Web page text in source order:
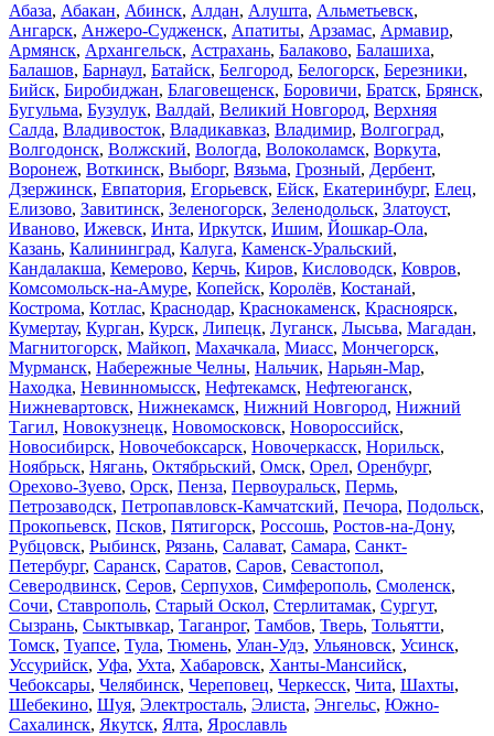
Абаза, Абакан, Абинск, Алдан, Алушта, Альметьевск,
Ангарск, Анжеро-Судженск, Апатиты, Арзамас, Армавир,
Армянск, Архангельск, Астрахань, Балаково, Балашиха,
Балашов, Барнаул, Батайск, Белгород, Белогорск, Березники,
Бийск, Биробиджан, Благовещенск, Боровичи, Братск, Брянск,
Бугульма, Бузулук, Валдай, Великий Новгород, Верхняя
Салда, Владивосток, Владикавказ, Владимир, Волгоград,
Волгодонск, Волжский, Вологда, Волоколамск, Воркута,
Воронеж, Воткинск, Выборг, Вязьма, Грозный, Дербент,
Дзержинск, Евпатория, Егорьевск, Ейск, Екатеринбург, Елец,
Елизово, Завитинск, Зеленогорск, Зеленодольск, Златоуст,
Иваново, Ижевск, Инта, Иркутск, Ишим, Йошкар-Ола,
Казань, Калининград, Калуга, Каменск-Уральский,
Кандалакша, Кемерово, Керчь, Киров, Кисловодск, Ковров,
Комсомольск-на-Амуре, Копейск, Королёв, Костанай,
Кострома, Котлас, Краснодар, Краснокаменск, Красноярск,
Кумертау, Курган, Курск, Липецк, Луганск, Лысьва, Магадан,
Магнитогорск, Майкоп, Махачкала, Миасс, Мончегорск,
Мурманск, Набережные Челны, Нальчик, Нарьян-Мар,
Находка, Невинномысск, Нефтекамск, Нефтеюганск,
Нижневартовск, Нижнекамск, Нижний Новгород, Нижний
Тагил, Новокузнецк, Новомосковск, Новороссийск,
Новосибирск, Новочебоксарск, Новочеркасск, Норильск,
Ноябрьск, Нягань, Октябрьский, Омск, Орел, Оренбург,
Орехово-Зуево, Орск, Пенза, Первоуральск, Пермь,
Петрозаводск, Петропавловск-Камчатский, Печора, Подольск,
Прокопьевск, Псков, Пятигорск, Россошь, Ростов-на-Дону,
Рубцовск, Рыбинск, Рязань, Салават, Самара, Санкт-
Петербург, Саранск, Саратов, Саров, Севастопол,
Северодвинск, Серов, Серпухов, Симферополь, Смоленск,
Сочи, Ставрополь, Старый Оскол, Стерлитамак, Сургут,
Сызрань, Сыктывкар, Таганрог, Тамбов, Тверь, Тольятти,
Томск, Туапсе, Тула, Тюмень, Улан-Удэ, Ульяновск, Усинск,
Уссурийск, Уфа, Ухта, Хабаровск, Ханты-Мансийск,
Чебоксары, Челябинск, Череповец, Черкесск, Чита, Шахты,
Шебекино, Шуя, Электросталь, Элиста, Энгельс, Южно-
Сахалинск, Якутск, Ялта, Ярославль